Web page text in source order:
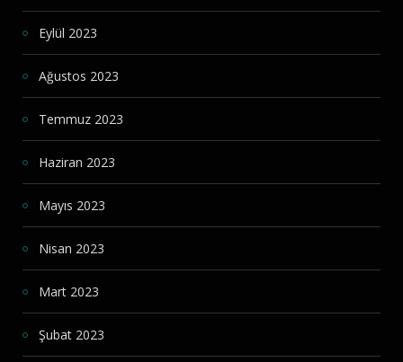
Eylül 2023
Ağustos 2023
Temmuz 2023
Haziran 2023
Mayıs 2023
Nisan 2023
Mart 2023
Şubat 2023